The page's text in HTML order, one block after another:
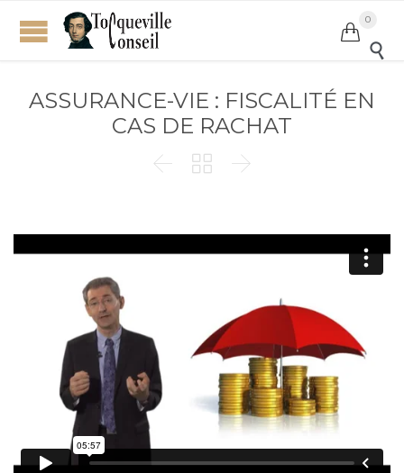

0

ASSURANCE-VIE : FISCALITÉ EN
CAS DE RACHAT
  